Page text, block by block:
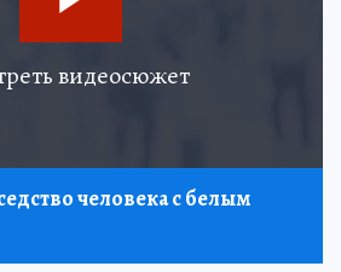
видеосюжет
человека с белым